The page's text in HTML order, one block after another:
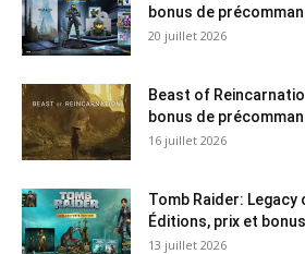
bonus de
20 juillet 2026
Beast of
bonus de
16 juillet 2026
Tomb Raider:
Éditions, prix et
13 juillet 2026